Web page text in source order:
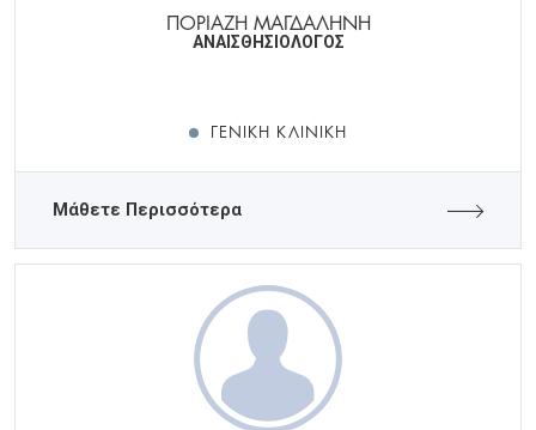
ΠΟΡΙΑΖΗ ΜΑΓΔΑΛΗΝΗ
ΑΝΑΙΣΘΗΣΙΟΛΟΓΟΣ
ΓΕΝΙΚΉ ΚΛΙΝΙΚΉ
Μάθετε Περισσότερα